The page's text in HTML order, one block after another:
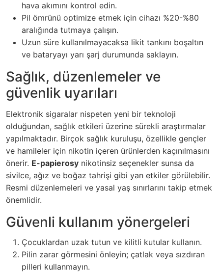
hava akımını kontrol edin.
Pil ömrünü optimize etmek için cihazı %20-%80
aralığında tutmaya çalışın.
Uzun süre kullanılmayacaksa likit tankını boşaltın
ve bataryayı yarı şarj durumunda saklayın.
Sağlık, düzenlemeler ve
güvenlik uyarıları
Elektronik sigaralar nispeten yeni bir teknoloji
olduğundan, sağlık etkileri üzerine sürekli araştırmalar
yapılmaktadır. Birçok sağlık kuruluşu, özellikle gençler
ve hamileler için nikotin içeren ürünlerden kaçınılmasını
önerir. E-papierosy nikotinsiz seçenekler sunsa da
sivilce, ağız ve boğaz tahrişi gibi yan etkiler görülebilir.
Resmi düzenlemeleri ve yasal yaş sınırlarını takip etmek
önemlidir.
Güvenli kullanım yönergeleri
Çocuklardan uzak tutun ve kilitli kutular kullanın.
Pilin zarar görmesini önleyin; çatlak veya sızdıran
pilleri kullanmayın.